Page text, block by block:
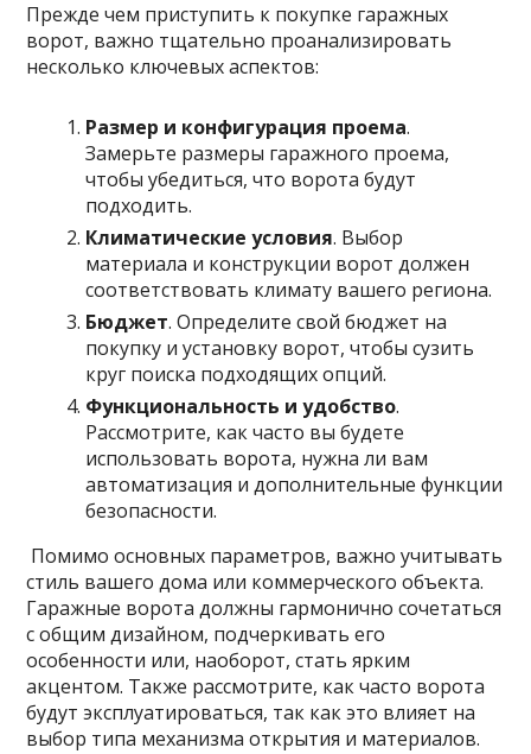
Прежде чем приступить к покупке гаражных
ворот, важно тщательно проанализировать
несколько ключевых аспектов:
Размер и конфигурация проема.
Замерьте размеры гаражного проема,
чтобы убедиться, что ворота будут
подходить.
Климатические условия. Выбор
материала и конструкции ворот должен
соответствовать климату вашего региона.
Бюджет. Определите свой бюджет на
покупку и установку ворот, чтобы сузить
круг поиска подходящих опций.
Функциональность и удобство.
Рассмотрите, как часто вы будете
использовать ворота, нужна ли вам
автоматизация и дополнительные функции
безопасности.
Помимо основных параметров, важно учитывать
стиль вашего дома или коммерческого объекта.
Гаражные ворота должны гармонично сочетаться
с общим дизайном, подчеркивать его
особенности или, наоборот, стать ярким
акцентом. Также рассмотрите, как часто ворота
будут эксплуатироваться, так как это влияет на
выбор типа механизма открытия и материалов.